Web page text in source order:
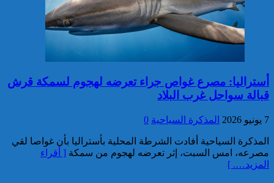
العثور على جثة شخص يرجح أن
تعود للسائح البلجيكي الذي اختفى
عن الأنظار منذ أواخر نونبر
المنصرم بأكادير
أستراليا: مصرع غواص جراء تعرضه لهجوم لسمكة قرش
قبالة سواحل غرب البلاد
7 يونيو 2026 المذكرة السياحية 0
المذكرة السياحية أفادت الشرطة المحلية بأستراليا بأن غواصا لقي
مصرعه، امس السبت، إثر تعرضه لهجوم من سمكة [ أقراء
المزيد…. ]